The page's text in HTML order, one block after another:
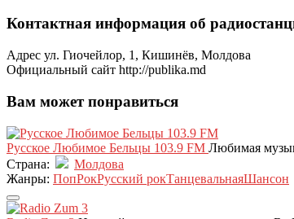
Контактная информация об
Адрес ул. Гиочейлор, 1, Кишинёв, Молдова
Официальный сайт http://publika.md
Вам может понравиться
Русское Любимое Бельцы 103.9 FM Любимая
Страна:
Молдова
Жанры: ПопРокРусский рокТанцевальнаяШансон